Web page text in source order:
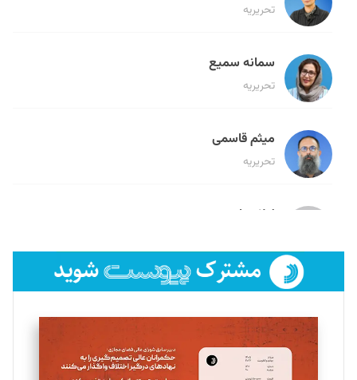
تحریریه
سمانه سمیع
تحریریه
میثم قاسمی
تحریریه
لیلا حنارود
فائزه فتحی رستمی
تحریریه
سروش کرمیان